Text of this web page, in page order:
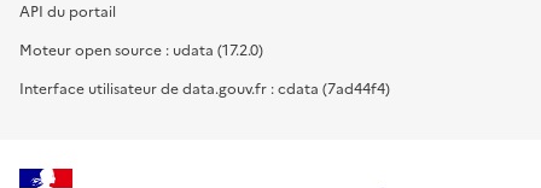
API du portail
Moteur open source : udata (17.2.0)
Interface utilisateur de data.gouv.fr : cdata (7ad44f4)